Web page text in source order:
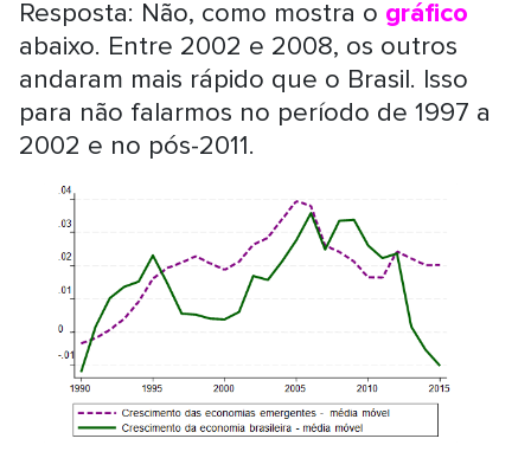
Resposta: Não, como mostra o gráfico
abaixo. Entre 2002 e 2008, os outros
andaram mais rápido que o Brasil. Isso
para não falarmos no período de 1997 a
2002 e no pós-2011.